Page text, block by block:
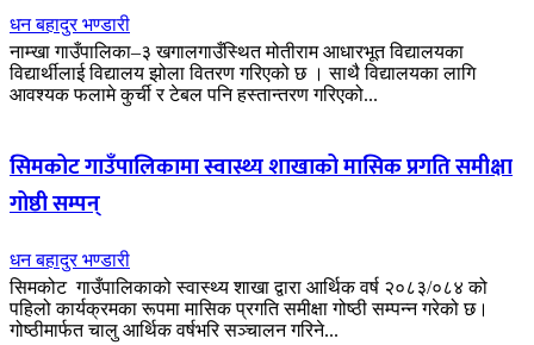
धन बहादुर भण्डारी
नाम्खा गाउँपालिका–३ खगालगाउँस्थित मोतीराम आधारभूत विद्यालयका
विद्यार्थीलाई विद्यालय झोला वितरण गरिएको छ । साथै विद्यालयका लागि
आवश्यक फलामे कुर्ची र टेबल पनि हस्तान्तरण गरिएको...
सिमकोट गाउँपालिकामा स्वास्थ्य शाखाको मासिक प्रगति समीक्षा
गोष्ठी सम्पन्
धन बहादुर भण्डारी
सिमकोट गाउँपालिकाको स्वास्थ्य शाखा द्वारा आर्थिक वर्ष २०८३/०८४ को
पहिलो कार्यक्रमका रूपमा मासिक प्रगति समीक्षा गोष्ठी सम्पन्न गरेको छ।
गोष्ठीमार्फत चालु आर्थिक वर्षभरि सञ्चालन गरिने...